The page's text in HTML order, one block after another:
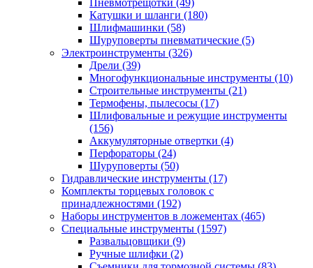
Пневмотрещотки (49)
Катушки и шланги (180)
Шлифмашинки (58)
Шуруповерты пневматические (5)
Электроинструменты (326)
Дрели (39)
Многофункциональные инструменты (10)
Строительные инструменты (21)
Термофены, пылесосы (17)
Шлифовальные и режущие инструменты
(156)
Аккумуляторные отвертки (4)
Перфораторы (24)
Шуруповерты (50)
Гидравлические инструменты (17)
Комплекты торцевых головок с
принадлежностями (192)
Наборы инструментов в ложементах (465)
Специальные инструменты (1597)
Развальцовщики (9)
Ручные шлифки (2)